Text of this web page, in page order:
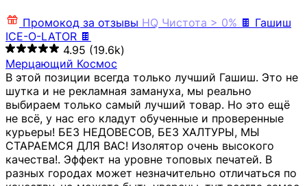
Промокод за отзывы HQ Чистота > 0% 🍫 Гашиш
ICE-O-LATOR 🍫
4.95 (19.6k)
Мерцающий Космос
В этой позиции всегда только лучший Гашиш. Это не
шутка и не рекламная замануха, мы реально
выбираем только самый лучший товар. Но это ещё
не всё, у нас его кладут обученные и проверенные
курьеры! БЕЗ НЕДОВЕСОВ, БЕЗ ХАЛТУРЫ, МЫ
СТАРАЕМСЯ ДЛЯ ВАС! Изолятор очень высокого
качества!. Эффект на уровне топовых печатей. В
разных городах может незначительно отличаться по